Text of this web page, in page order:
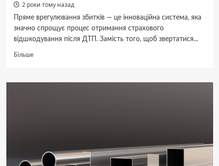
2 роки тому назад
Пряме врегулювання збитків — це інноваційна система, яка
значно спрощує процес отримання страхового
відшкодування після ДТП. Замість того, щоб звертатися...
БільшеДокладніше
врегулювання